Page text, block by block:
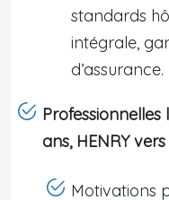
standards
intégrale,
d’assurance.
ans, HENRY
Motivations